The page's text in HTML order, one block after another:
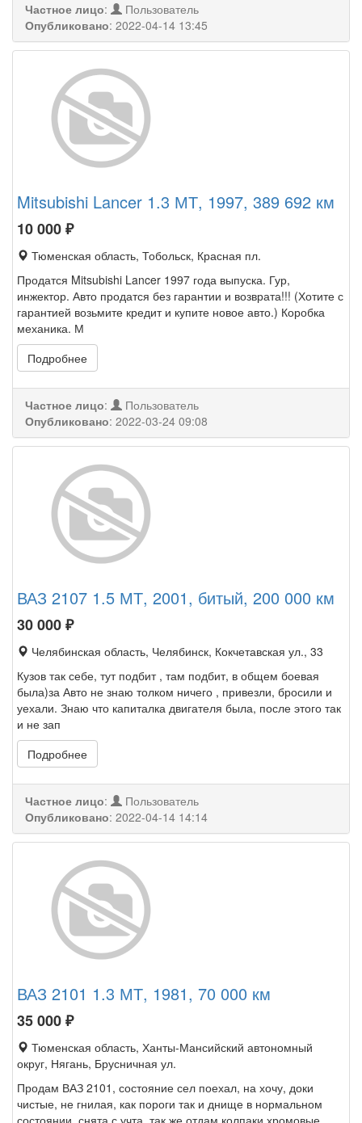
Частное лицо:
Пользователь
Опубликовано: 2022-04-14 13:45
Mitsubishi Lancer 1.3 МТ, 1997, 389 692 км
10 000₽
Тюменская область, Тобольск, Красная пл.
Продатся Mitsubishi Lancer 1997 года выпуска. Гур,
инжектор. Авто продатся без гарантии и возврата!!! (Хотите с
гарантией возьмите кредит и купите новое авто.) Коробка
механика. М
Подробнее
Частное лицо:
Пользователь
Опубликовано: 2022-03-24 09:08
ВАЗ 2107 1.5 МТ, 2001, битый, 200 000 км
30 000₽
Челябинская область, Челябинск, Кокчетавская ул., 33
Кузов так себе, тут подбит , там подбит, в общем боевая
была)за Авто не знаю толком ничего , привезли, бросили и
уехали. Знаю что капиталка двигателя была, после этого так
и не зап
Подробнее
Частное лицо:
Пользователь
Опубликовано: 2022-04-14 14:14
ВАЗ 2101 1.3 МТ, 1981, 70 000 км
35 000₽
Тюменская область, Ханты-Мансийский автономный
округ, Нягань, Брусничная ул.
Продам ВАЗ 2101, состояние сел поехал, на хочу, доки
чистые, не гнилая, как пороги так и днище в нормальном
состоянии, снята с учта, так же отдам колпаки хромовые,